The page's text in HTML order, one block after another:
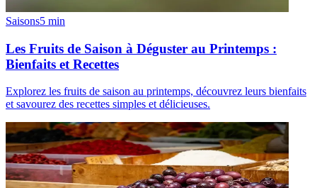
Saisons5 min
Les Fruits de Saison à Déguster au Printemps :
Bienfaits et Recettes
Explorez les fruits de saison au printemps, découvrez leurs bienfaits
et savourez des recettes simples et délicieuses.